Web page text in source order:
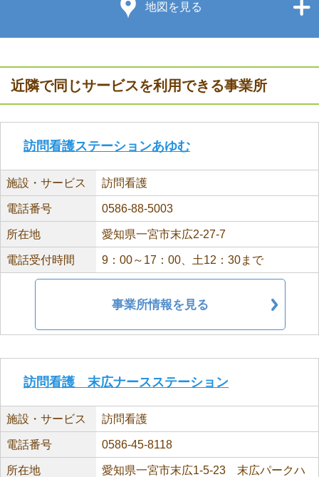
地図を見る
近隣で同じサービスを利用できる事業所
訪問看護ステーションあゆむ
施設・サービス 訪問看護
電話番号 0586-88-5003
所在地 愛知県一宮市末広2-27-7
電話受付時間 9：00～17：00、土12：30まで
事業所情報を見る
訪問看護 末広ナースステーション
施設・サービス 訪問看護
電話番号 0586-45-8118
所在地
愛知県一宮市末広1-5-23 末広パークハ